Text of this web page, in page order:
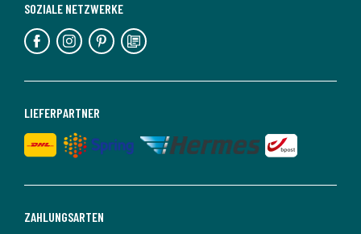
ZAHLUNGSARTEN
LIEFERPARTNER
SOZIALE NETZWERKE